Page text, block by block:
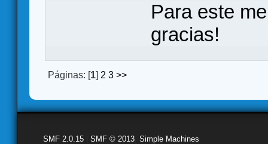
Para este
gracias!
Páginas: [ 1 2 3 >>
SMF 2.0.15 SMF © 2013 Simple Machines